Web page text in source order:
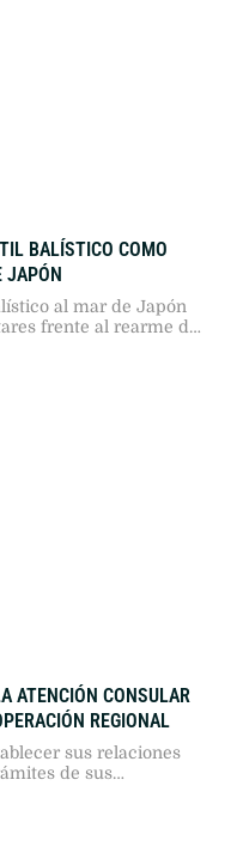
BALÍSTICO COMO
JAPÓN
al mar de Japón
frente al rearme de
doctrina defensiva
ATENCIÓN CONSULAR
REGIONAL
sus relaciones
de sus
diálogo. El avance